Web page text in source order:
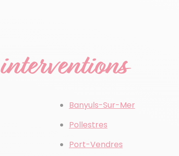
interventions
Banyuls-Sur-Mer
Pollestres
Port-Vendres